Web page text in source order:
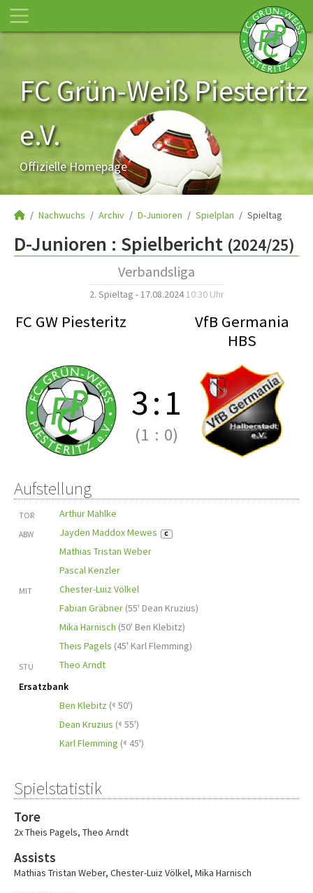
FC Grün-Weiß Piesteritz
e.V.
Offizielle Homepage
Nachwuchs Archiv D-Junioren Spielplan Spieltag
D-Junioren : Spielbericht (2024/25)
Verbandsliga
2. Spieltag - 17.08.202410:30 Uhr
FC GW Piesteritz
VfB Germania
HBS
3:1
(1 : 0)
Aufstellung
TOR Arthur Mahlke
ABW Jayden Maddox Mewes C
Mathias Tristan Weber
Pascal Kenzler
MIT
Chester-Luiz Völkel
Fabian Gräbner (55' Dean Kruzius)
Mika Harnisch (50' Ben Klebitz)
Theis Pagels (45' Karl Flemming)
STU
Theo Arndt
Ersatzbank
Ben Klebitz ( 50')
Dean Kruzius ( 55')
Karl Flemming ( 45')
Spielstatistik
Tore
2x Theis Pagels, Theo Arndt
Assists
Mathias Tristan Weber, Chester-Luiz Völkel, Mika Harnisch